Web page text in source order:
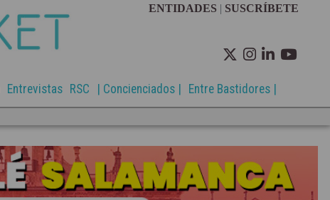
ENTIDADES | SUSCRÍBETE
Entrevistas RSC | Concienciados | Entre Bastidores |